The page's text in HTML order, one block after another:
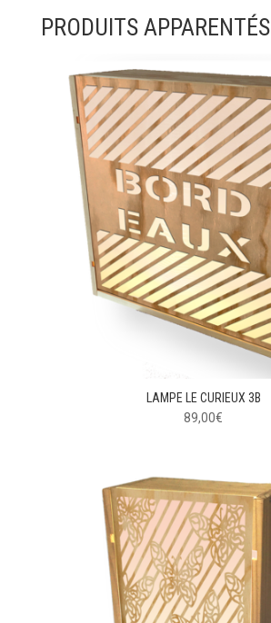
PRODUITS APPARENTÉS
LAMPE LE CURIEUX 3B
89,00€